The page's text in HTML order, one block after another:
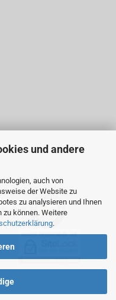
und andere
auch von
der Website zu
zu analysieren und Ihnen
können. Weitere
.